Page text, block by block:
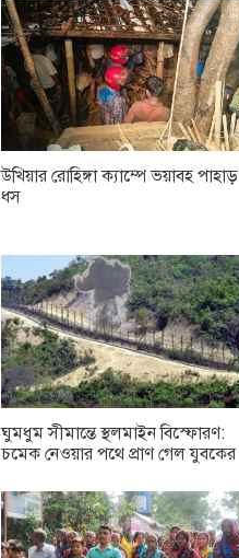
উখিয়ার রোহিঙ্গা ক্যাম্পে ভয়াবহ পাহাড়
ধস
ঘুমধুম সীমান্তে স্থলমাইন বিস্ফোরণ:
চমেক নেওয়ার পথে প্রাণ গেল যুবকের